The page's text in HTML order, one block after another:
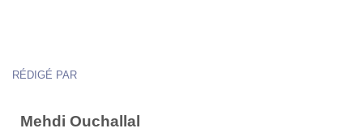
RÉDIGÉ PAR
Mehdi Ouchallal